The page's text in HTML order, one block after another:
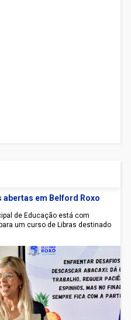
em Belford Roxo
de Educação está com
um curso de Libras destinado